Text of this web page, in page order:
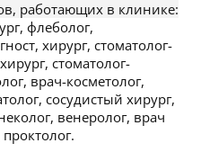
работающих в клинике:
флеболог,
хирург, стоматолог-
стоматолог-
врач-косметолог,
сосудистый хирург,
венеролог, врач